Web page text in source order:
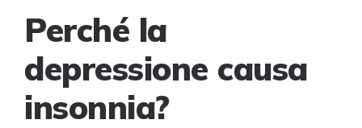
Perché la
depressione causa
insonnia?